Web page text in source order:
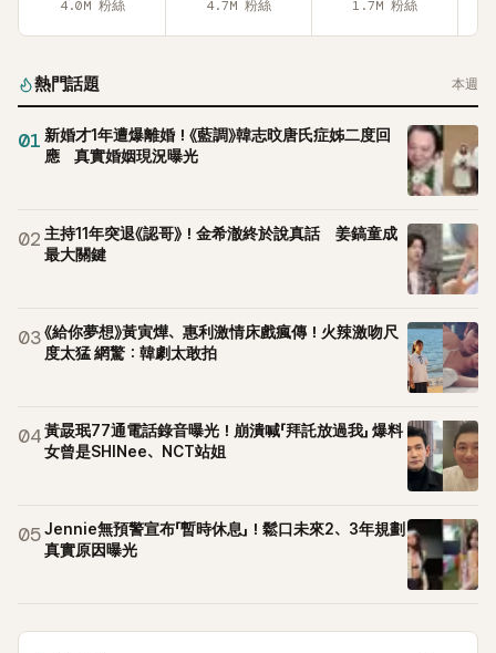
4.0M 粉絲 4.7M 粉絲 1.7M 粉絲
熱門話題 本週
01 新婚才1年遭爆離婚！《藍調》韓志旼唐氏症姊二度回
應 真實婚姻現況曝光
02 主持11年突退《認哥》！金希澈終於說真話 姜鎬童成
最大關鍵
03《給你夢想》黃寅燁、惠利激情床戲瘋傳！火辣激吻尺
度太猛 網驚：韓劇太敢拍
04黃晸珉77通電話錄音曝光！崩潰喊「拜託放過我」 爆料
女曾是SHINee、NCT站姐
05Jennie無預警宣布「暫時休息」！鬆口未來2、3年規劃
真實原因曝光